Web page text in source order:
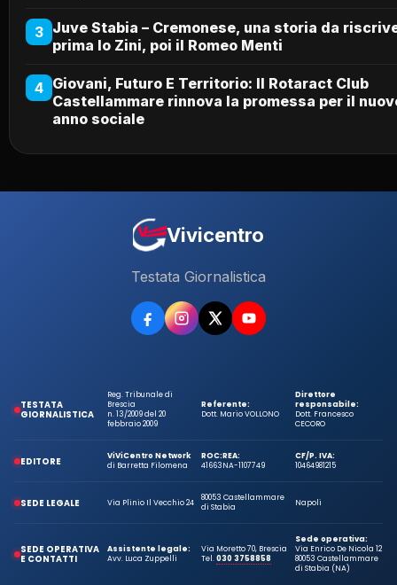
3 Juve Stabia – Cremonese, una storia da
prima lo Zini, poi il Romeo Menti
4 Giovani, Futuro E Territorio: Il Rotaract Club
Castellammare rinnova la promessa per il
anno sociale
Vivicentro
Testata Giornalistica
TESTATA
GIORNALISTICA
Reg. Tribunale di
Brescia
n. 13/2009 del 20
febbraio 2009
Referente:
Dott. Mario VOLLONO
Direttore
responsabile:
Dott. Francesco
CECORO
EDITORE
ViViCentro Network
di Barretta Filomena
ROC:
41663
REA:
NA-1107749
CF/P. IVA:
10464981215
SEDE LEGALE Via Plinio Il Vecchio 24
80053 Castellammare
di Stabia
Napoli
SEDE OPERATIVA
E CONTATTI
Assistente legale:
Avv. Luca Zuppelli
Via Moretto 70, Brescia
Tel.030 3758858
Sede operativa:
Via Enrico De Nicola 12
80053 Castellammare
di Stabia (NA)